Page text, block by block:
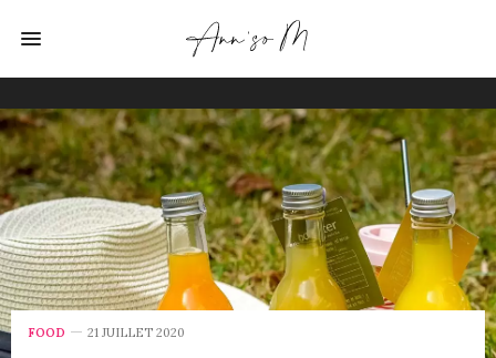
FOOD 21 JUILLET 2020